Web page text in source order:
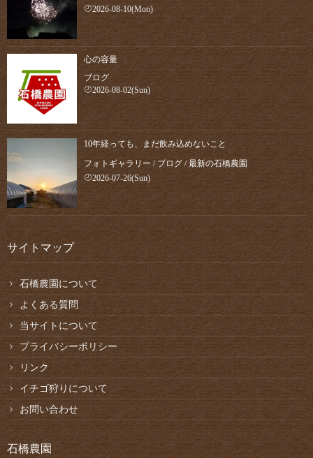
2026-08-10(Mon)
心の容量
ブログ
2026-08-02(Sun)
10年経っても、まだ飲み込めないこと
フォトギャラリー / ブログ/最新の石橋農園
2026-07-26(Sun)
サイトマップ
石橋農園について
よくある質問
当サイトについて
プライバシーポリシー
リンク
イチゴ狩りについて
お問い合わせ
石橋農園